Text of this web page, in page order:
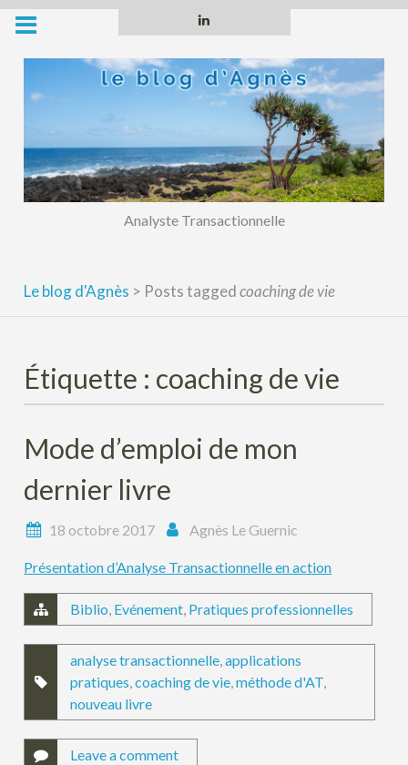
Skip
content
Analyste Transactionnelle
Le blog d'Agnès > Posts taggedcoaching de vie
Étiquette : coaching de vie
Mode d’emploi de mon
dernier livre
18 octobre 2017 Agnès Le Guernic
Présentation d’Analyse Transactionnelle en action
Biblio, Evénement, Pratiques professionnelles
analyse transactionnelle,applications
pratiques,coaching de vie,méthode d'AT,
nouveau livre
Leave a comment